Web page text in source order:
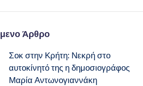
Άρθρο
Σοκ στην Κρήτη: Νεκρή στο
αυτοκίνητό της η δημοσιογράφος
Μαρία Αντωνογιαννάκη